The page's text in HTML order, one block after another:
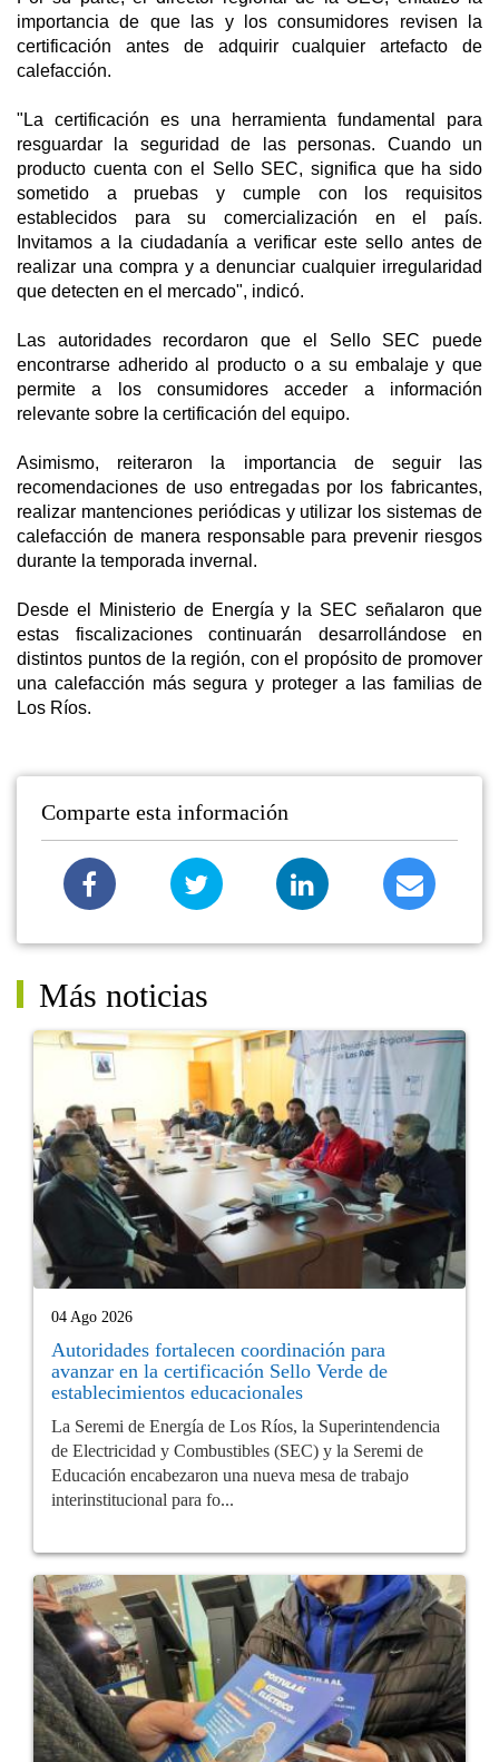
importancia de que las y los consumidores revisen la
certificación antes de adquirir cualquier artefacto de
calefacción.
"La certificación es una herramienta fundamental para
resguardar la seguridad de las personas. Cuando un
producto cuenta con el Sello SEC, significa que ha sido
sometido a pruebas y cumple con los requisitos
establecidos para su comercialización en el país.
Invitamos a la ciudadanía a verificar este sello antes de
realizar una compra y a denunciar cualquier irregularidad
que detecten en el mercado", indicó.
Las autoridades recordaron que el Sello SEC puede
encontrarse adherido al producto o a su embalaje y que
permite a los consumidores acceder a información
relevante sobre la certificación del equipo.
Asimismo, reiteraron la importancia de seguir las
recomendaciones de uso entregadas por los fabricantes,
realizar mantenciones periódicas y utilizar los sistemas de
calefacción de manera responsable para prevenir riesgos
durante la temporada invernal.
Desde el Ministerio de Energía y la SEC señalaron que
estas fiscalizaciones continuarán desarrollándose en
distintos puntos de la región, con el propósito de promover
una calefacción más segura y proteger a las familias de
Los Ríos.
Comparte esta información
Más noticias
04 Ago 2026
Autoridades fortalecen coordinación para
avanzar en la certificación Sello Verde de
establecimientos educacionales
La Seremi de Energía de Los Ríos, la Superintendencia
de Electricidad y Combustibles (SEC) y la Seremi de
Educación encabezaron una nueva mesa de trabajo
interinstitucional para fo...